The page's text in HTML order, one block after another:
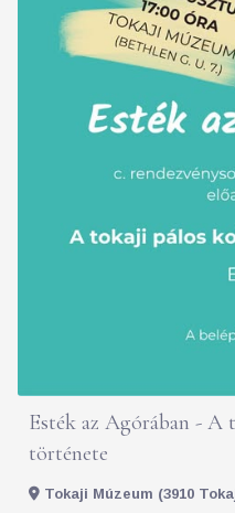
Esték az Agórában -
története
Tokaji Múzeum (3910